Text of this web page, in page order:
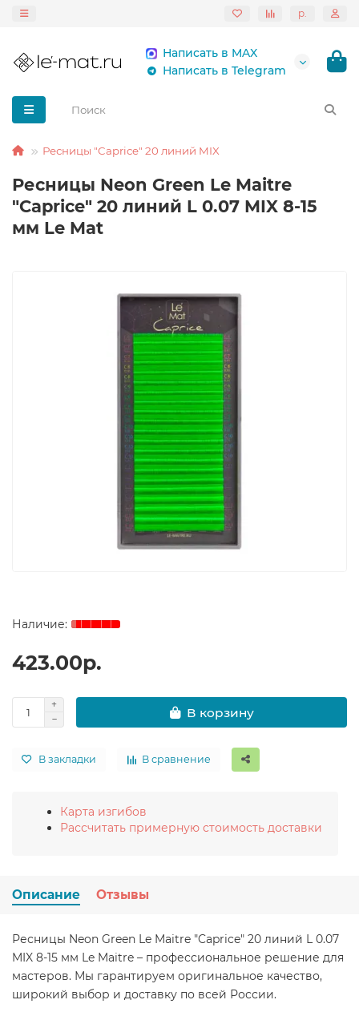
р.
Написать в MAX
Написать в Telegram
Ресницы "Caprice" 20 линий MIX
Ресницы Neon Green Le Maitre
"Caprice" 20 линий L 0.07 MIX 8-15
мм Le Mat
423.00р.
В корзину
В закладки В сравнение
Карта изгибов
Рассчитать примерную стоимость доставки
Описание Отзывы
Ресницы Neon Green Le Maitre "Caprice" 20 линий L 0.07
MIX 8-15 мм Le Maitre – профессиональное решение для
мастеров. Мы гарантируем оригинальное качество,
широкий выбор и доставку по всей России.